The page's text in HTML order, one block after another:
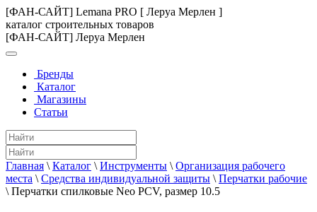
[ФАН-САЙТ] Lemana PRO [ Леруа Мерлен ]
каталог строительных товаров
[ФАН-САЙТ] Леруа Мерлен
Бренды
Каталог
Магазины
Статьи
Главная \ Каталог \ Инструменты \ Организация рабочего
места \ Средства индивидуальной защиты \ Перчатки рабочие
\ Перчатки спилковые Neo PCV, размер 10.5